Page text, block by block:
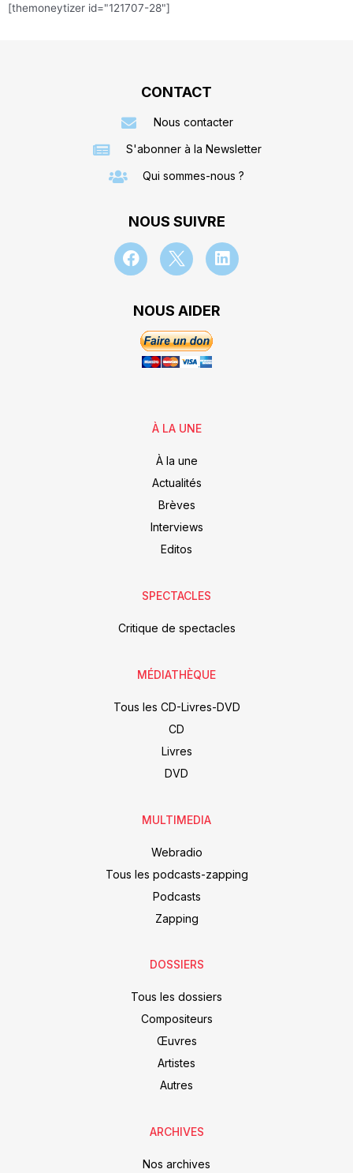
[themoneytizer id="121707-28"]
CONTACT
Nous contacter
S'abonner à la Newsletter
Qui sommes-nous ?
NOUS SUIVRE
NOUS AIDER
À LA UNE
À la une
Actualités
Brèves
Interviews
Editos
SPECTACLES
Critique de spectacles
MÉDIATHÈQUE
Tous les CD-Livres-DVD
CD
Livres
DVD
MULTIMEDIA
Webradio
Tous les podcasts-zapping
Podcasts
Zapping
DOSSIERS
Tous les dossiers
Compositeurs
Œuvres
Artistes
Autres
ARCHIVES
Nos archives